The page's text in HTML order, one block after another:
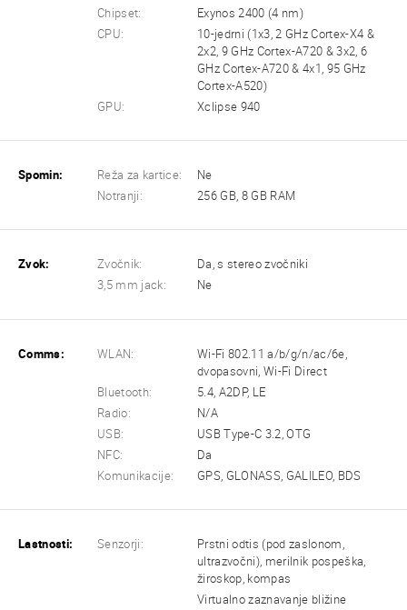
Chipset:
Exynos 2400 (4 nm)
CPU:
10-jedrni (1x3, 2 GHz Cortex-X4 &
2x2, 9 GHz Cortex-A720 & 3x2, 6
GHz Cortex-A720 & 4x1, 95 GHz
Cortex-A520)
GPU:
Xclipse 940
Spomin: Reža za kartice:
Ne
Notranji:
256 GB, 8 GB RAM
Zvok: Zvočnik:
Da, s stereo zvočniki
3,5 mm jack:
Ne
Comms: WLAN:
Wi-Fi 802.11 a/b/g/n/ac/6e,
dvopasovni, Wi-Fi Direct
Bluetooth:
5.4, A2DP, LE
Radio:
N/A
USB:
USB Type-C 3.2, OTG
NFC:
Da
Komunikacije:
GPS, GLONASS, GALILEO, BDS
Lastnosti: Senzorji:
Prstni odtis (pod zaslonom,
ultrazvočni), merilnik pospeška,
žiroskop, kompas
Virtualno zaznavanje bližine